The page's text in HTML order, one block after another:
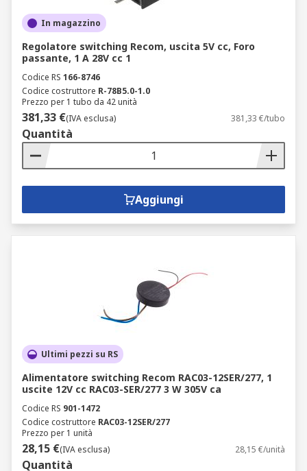
In magazzino
Regolatore switching Recom, uscita 5V cc, Foro
passante, 1 A 28V cc 1
Codice RS 166-8746
Codice costruttore R-78B5.0-1.0
Prezzo per 1 tubo da 42 unità
381,33 €(IVA esclusa) 381,33 €/tubo
Quantità
Aggiungi
Ultimi pezzi su RS
Alimentatore switching Recom RAC03-12SER/277, 1
uscite 12V cc RAC03-SER/277 3 W 305V ca
Codice RS 901-1472
Codice costruttore RAC03-12SER/277
Prezzo per 1 unità
28,15 €(IVA esclusa) 28,15 €/unità
Quantità